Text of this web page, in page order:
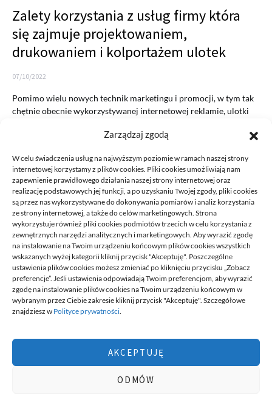
Zarządzaj zgodą
W celu świadczenia usług na najwyższym poziomie w ramach naszej strony
internetowej korzystamy z plików cookies. Pliki cookies umożliwiają nam
zapewnienie prawidłowego działania naszej strony internetowej oraz
realizację podstawowych jej funkcji, a po uzyskaniu Twojej zgody, pliki cookies
są przez nas wykorzystywane do dokonywania pomiarów i analiz korzystania
ze strony internetowej, a także do celów marketingowych. Strona
wykorzystuje również pliki cookies podmiotów trzecich w celu korzystania z
zewnętrznych narzędzi analitycznych i marketingowych. Aby wyrazić zgodę
na instalowanie na Twoim urządzeniu końcowym plików cookies wszystkich
wskazanych wyżej kategorii kliknij przycisk "Akceptuję". Poszczególne
ustawienia plików cookies możesz zmieniać po kliknięciu przycisku „Zobacz
preferencje”. Jeśli ustawienia odpowiadają Twoim preferencjom, aby wyrazić
zgodę na instalowanie plików cookies na Twoim urządzeniu końcowym w
wybranym przez Ciebie zakresie kliknij przycisk "Akceptuję". Szczegółowe
znajdziesz w Polityce prywatności.
AKCEPTUJĘ
ODMÓW
Zalety korzystania z usług firmy która
się zajmuje projektowaniem,
drukowaniem i kolportażem ulotek
07/10/2022
Pomimo wielu nowych technik marketingu i promocji, w tym tak
chętnie obecnie wykorzystywanej internetowej reklamie, ulotki
READ MORE
DECA /
Deca
to miejsce stworzone dla ludzi takich jak ty, miejsce, gdzie
możesz znaleźć wiele ciekawych informacji, na różne tematy,
informacji podzielonych na tematyczne kategorie. Dołącz do naszej
innymi ten serwis.
Chcesz do nas dołączyć, pisać teksty i dzielić się swoją wiedzą?
wizytówki nap